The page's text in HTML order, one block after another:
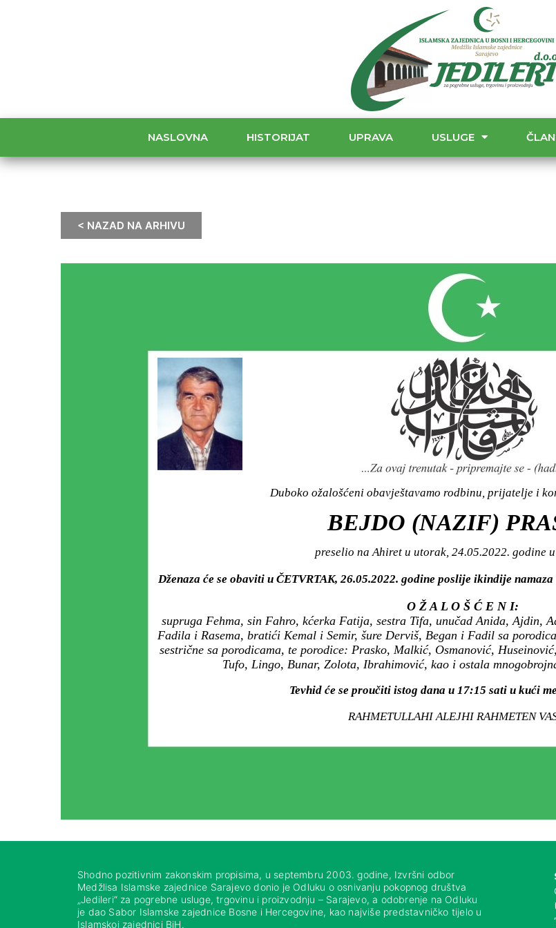
NASLOVNA HISTORIJAT UPRAVA USLUGE
< NAZAD NA ARHIVU
Duboko ožalošćeni obavještavamo rodbinu, prijatelje i
BEJDO (NAZIF)
preselio na Ahiret u utorak, 24.05.2022. godine
Dženaza će se obaviti u ČETVRTAK, 26.05.2022. godine poslije ikindije
O Ž A L O Š Ć E N I:
supruga Fehma, sin Fahro, kćerka Fatija, sestra Tifa, unučad Anida, Ajdin,
Fadila i Rasema, bratići Kemal i Semir, šure Derviš, Began i Fadil sa
sestrične sa porodicama, te porodice: Prasko, Malkić, Osmanović,
Tufo, Lingo, Bunar, Zolota, Ibrahimović, kao i ostala
Tevhid će se proučiti istog dana u 17:15 sati u kući
RAHMETULLAHI ALEJHI RAHMETEN
Shodno pozitivnim zakonskim propisima, u septembru 2003. godine, Izvršni odbor
Medžlisa Islamske zajednice Sarajevo donio je Odluku o osnivanju pokopnog društva
„Jedileri“ za pogrebne usluge, trgovinu i proizvodnju – Sarajevo, a odobrenje na Odluku
je dao Sabor Islamske zajednice Bosne i Hercegovine, kao najviše predstavničko tijelo u
Islamskoj zajednici BiH.